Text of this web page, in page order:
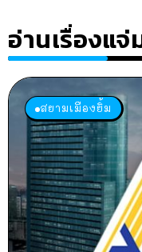
อ่านเรื่องแ
สยามเมืองยิ้ม